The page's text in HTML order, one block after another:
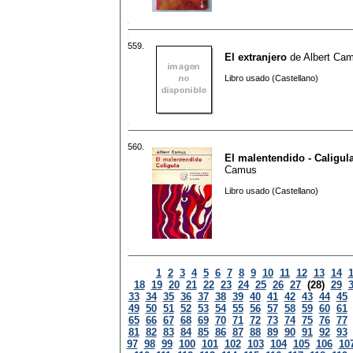
559.
El extranjero de Albert
Libro usado (Castellano)
560.
El malentendido -
Camus
Libro usado (Castellano)
1 2 3 4 5 6 7 8 9 10 11 12 13 14
18 19 20 21 22 23 24 25 26 27 (28) 29
33 34 35 36 37 38 39 40 41 42 43 44 45
49 50 51 52 53 54 55 56 57 58 59 60 61
65 66 67 68 69 70 71 72 73 74 75 76 77
81 82 83 84 85 86 87 88 89 90 91 92 93
97 98 99 100 101 102 103 104 105 106